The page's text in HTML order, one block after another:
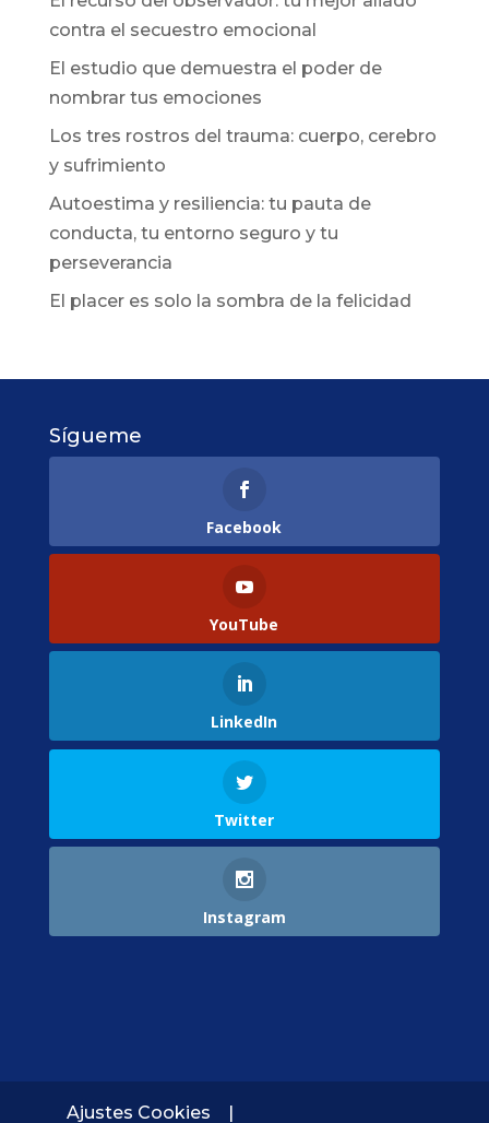
contra el secuestro emocional
El estudio que demuestra el poder de
nombrar tus emociones
Los tres rostros del trauma: cuerpo, cerebro
y sufrimiento
Autoestima y resiliencia: tu pauta de
conducta, tu entorno seguro y tu
perseverancia
El placer es solo la sombra de la felicidad
Sígueme
Facebook
YouTube
LinkedIn
Twitter
Instagram
Ajustes Cookies